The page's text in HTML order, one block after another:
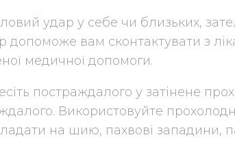
удар у себе чи близьких,
допоможе вам сконтактувати з
медичної допомоги.
постраждалого у затінене
Використовуйте
на шию, пахвові западини,